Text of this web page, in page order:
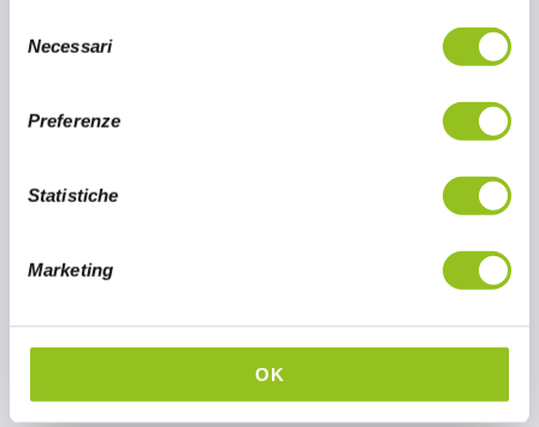
Necessari
Preferenze
Statistiche
Marketing
OK